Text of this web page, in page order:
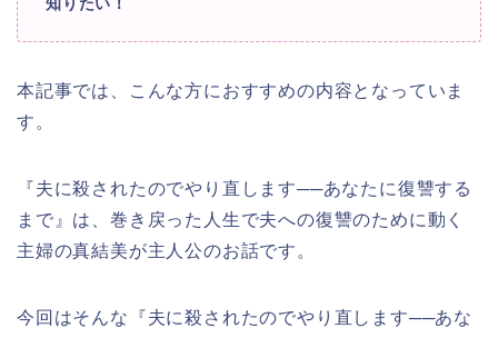
本記事では、こんな方におすすめの内容となっていま
す。
『夫に殺されたのでやり直します──あなたに復讐する
まで』は、巻き戻った人生で夫への復讐のために動く
主婦の真結美が主人公のお話です。
今回はそんな『夫に殺されたのでやり直します──あな